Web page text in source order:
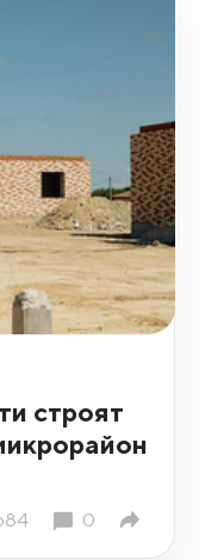
строят
0